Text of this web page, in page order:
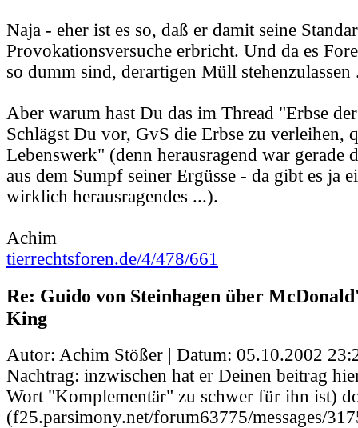
Naja - eher ist es so, daß er damit seine
Provokationsversuche erbricht. Und da es
so dumm sind, derartigen Müll stehenzulassen
Aber warum hast Du das im Thread "Erbse
Schlägst Du vor, GvS die Erbse zu verleihen,
Lebenswerk" (denn herausragend war gerade
aus dem Sumpf seiner Ergüsse - da gibt es ja
wirklich herausragendes ...).
Achim
tierrechtsforen.de/4/478/661
Re: Guido von Steinhagen über
King
Autor: Achim Stößer | Datum: 05.10.2002
Nachtrag: inzwischen hat er Deinen beitrag
Wort "Komplementär" zu schwer für ihn ist)
(f25.parsimony.net/forum63775/messages/